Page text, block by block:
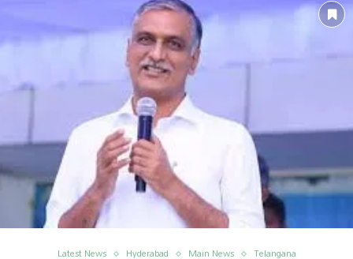
Latest News Hyderabad Main News Telangana